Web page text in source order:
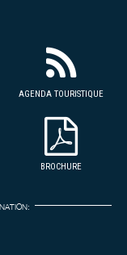
AGENDA TOURISTIQUE
BROCHURE